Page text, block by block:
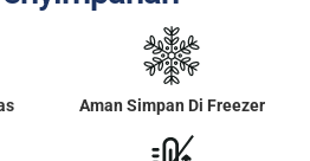
Aman Simpan Di Freezer